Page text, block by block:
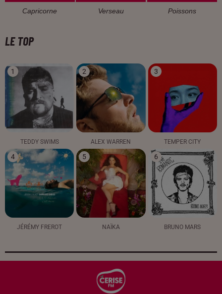
Capricorne Verseau Poissons
LE TOP
1
TEDDY SWIMS
2
ALEX WARREN
3
TEMPER CITY
4
JÉRÉMY FREROT
5
NAÏKA
6
BRUNO MARS